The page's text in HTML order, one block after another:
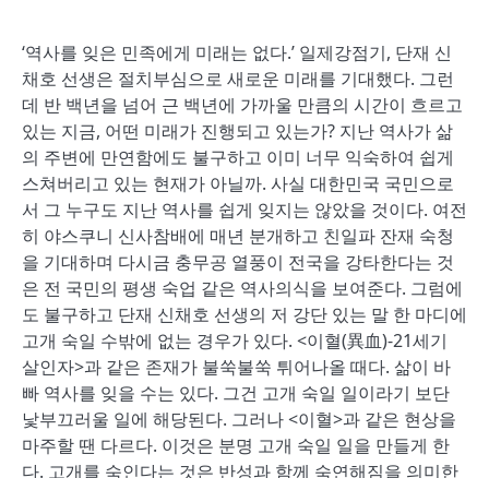
‘역사를 잊은 민족에게 미래는 없다.’ 일제강점기, 단재 신
채호 선생은 절치부심으로 새로운 미래를 기대했다. 그런
데 반 백년을 넘어 근 백년에 가까울 만큼의 시간이 흐르고
있는 지금, 어떤 미래가 진행되고 있는가? 지난 역사가 삶
의 주변에 만연함에도 불구하고 이미 너무 익숙하여 쉽게
스쳐버리고 있는 현재가 아닐까. 사실 대한민국 국민으로
서 그 누구도 지난 역사를 쉽게 잊지는 않았을 것이다. 여전
히 야스쿠니 신사참배에 매년 분개하고 친일파 잔재 숙청
을 기대하며 다시금 충무공 열풍이 전국을 강타한다는 것
은 전 국민의 평생 숙업 같은 역사의식을 보여준다. 그럼에
도 불구하고 단재 신채호 선생의 저 강단 있는 말 한 마디에
고개 숙일 수밖에 없는 경우가 있다. <이혈(異血)-21세기
살인자>과 같은 존재가 불쑥불쑥 튀어나올 때다. 삶이 바
빠 역사를 잊을 수는 있다. 그건 고개 숙일 일이라기 보단
낯부끄러울 일에 해당된다. 그러나 <이혈>과 같은 현상을
마주할 땐 다르다. 이것은 분명 고개 숙일 일을 만들게 한
다. 고개를 숙인다는 것은 반성과 함께 숙연해짐을 의미한